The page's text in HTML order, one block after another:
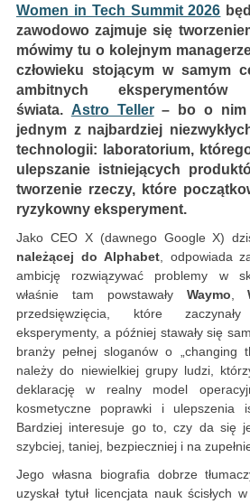
Women in Tech Summit 2026
zawodowo zajmuje się
mówimy tu o kolejnym
człowieku stojącym w samym
ambitnych eksperymentów
świata. Astro Teller– bo o nim
jednym z najbardziej
technologii: laboratorium,
ulepszanie istniejących
tworzenie rzeczy, które
ryzykowny eksperyment.
Jako CEO X (dawnego Google X)
należącej do Alphabet, odpowiada
ambicję rozwiązywać problemy w
właśnie tam powstawały Waymo ,
przedsięwzięcia, które
eksperymenty, a później stawały się
branży pełnej sloganów o „changing
należy do niewielkiej grupy ludzi,
deklarację w realny model
kosmetyczne poprawki i ulepszenia
Bardziej interesuje go to, czy da się
szybciej, taniej, bezpieczniej i na
Jego własna biografia dobrze
uzyskał tytuł licencjata nauk ścisłych